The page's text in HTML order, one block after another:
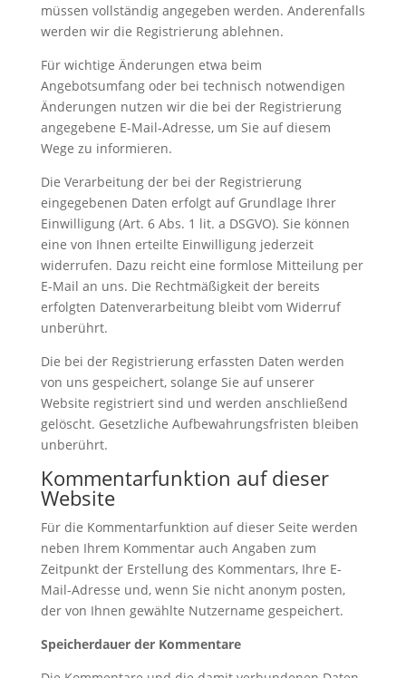
müssen vollständig angegeben werden. Anderenfalls
werden wir die Registrierung ablehnen.
Für wichtige Änderungen etwa beim
Angebotsumfang oder bei technisch notwendigen
Änderungen nutzen wir die bei der Registrierung
angegebene E-Mail-Adresse, um Sie auf diesem
Wege zu informieren.
Die Verarbeitung der bei der Registrierung
eingegebenen Daten erfolgt auf Grundlage Ihrer
Einwilligung (Art. 6 Abs. 1 lit. a DSGVO). Sie können
eine von Ihnen erteilte Einwilligung jederzeit
widerrufen. Dazu reicht eine formlose Mitteilung per
E-Mail an uns. Die Rechtmäßigkeit der bereits
erfolgten Datenverarbeitung bleibt vom Widerruf
unberührt.
Die bei der Registrierung erfassten Daten werden
von uns gespeichert, solange Sie auf unserer
Website registriert sind und werden anschließend
gelöscht. Gesetzliche Aufbewahrungsfristen bleiben
unberührt.
Kommentarfunktion auf dieser
Website
Für die Kommentarfunktion auf dieser Seite werden
neben Ihrem Kommentar auch Angaben zum
Zeitpunkt der Erstellung des Kommentars, Ihre E-
Mail-Adresse und, wenn Sie nicht anonym posten,
der von Ihnen gewählte Nutzername gespeichert.
Speicherdauer der Kommentare